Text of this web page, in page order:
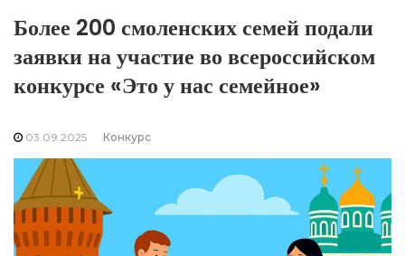
Более 200 смоленских семей подали
заявки на участие во всероссийском
конкурсе «Это у нас семейное»
03.09.2025 Конкурс